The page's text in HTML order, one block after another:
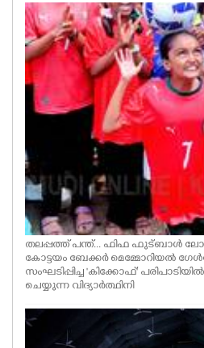
തലപ്പത്ത് പന്ത്... ഫിഫ ഫുട്ബാൾ
കോട്ടയം ബേക്കർ മെമ്മോറിയൽ
സംഘടിപ്പിച്ച 'കിക്കോഫ്'
ചെയ്യുന്ന വിദ്യാർത്ഥിനി